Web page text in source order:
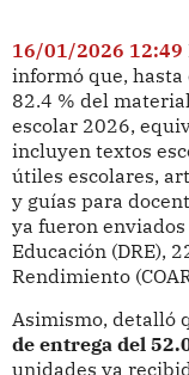
16/01/2026 12:49
informó que, hasta
82.4 % del
escolar 2026,
incluyen textos
útiles escolares,
y guías para
ya fueron
Educación (DRE),
Rendimiento
Asimismo, detalló
de entrega del
unidades ya